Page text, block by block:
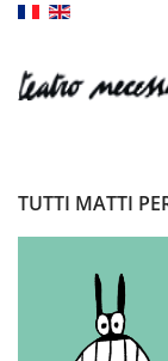
TUTTI MATTI